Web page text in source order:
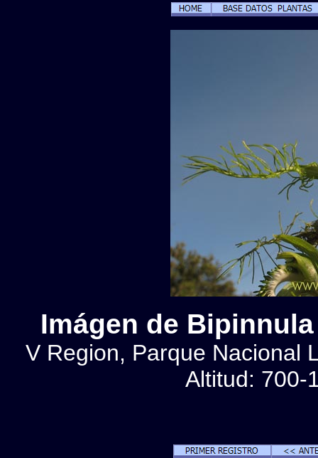
Imágen de
V Region, Parque Nacional
Altitud: 700-